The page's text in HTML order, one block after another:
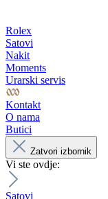
Rolex
Satovi
Nakit
Moments
Urarski servis
Kontakt
O nama
Butici
Zatvori izbornik
Vi ste ovdje:
Satovi